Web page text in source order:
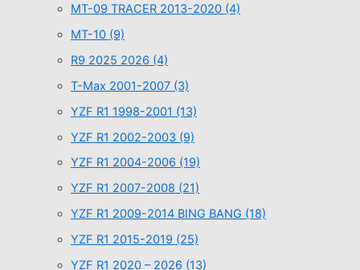
MT-09 TRACER 2013-2020 (4)
MT-10 (9)
R9 2025 2026 (4)
T-Max 2001-2007 (3)
YZF R1 1998-2001 (13)
YZF R1 2002-2003 (9)
YZF R1 2004-2006 (19)
YZF R1 2007-2008 (21)
YZF R1 2009-2014 BING BANG (18)
YZF R1 2015-2019 (25)
YZF R1 2020 – 2026 (13)